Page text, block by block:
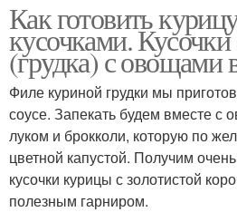
Кусочки в фольге
Кусочки в сметане
Как готовить
кусочками.
(грудка) с овощами
Филе куриной грудки мы
соусе. Запекать будем вместе с
луком и брокколи, которую по
цветной капустой. Получим
кусочки курицы с золотистой
полезным гарниром.